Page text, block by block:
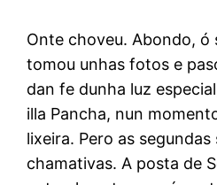
Onte choveu. Abondo, ó
tomou unhas fotos e
dan fe dunha luz
illa Pancha, nun
lixeira. Pero as segundas
chamativas. A posta de